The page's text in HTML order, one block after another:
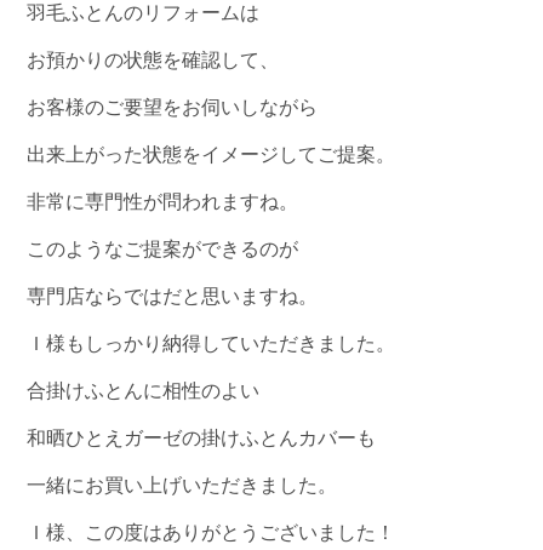
羽毛ふとんのリフォームは
お預かりの状態を確認して、
お客様のご要望をお伺いしながら
出来上がった状態をイメージしてご提案。
非常に専門性が問われますね。
このようなご提案ができるのが
専門店ならではだと思いますね。
Ｉ様もしっかり納得していただきました。
合掛けふとんに相性のよい
和晒ひとえガーゼの掛けふとんカバーも
一緒にお買い上げいただきました。
Ｉ様、この度はありがとうございました！